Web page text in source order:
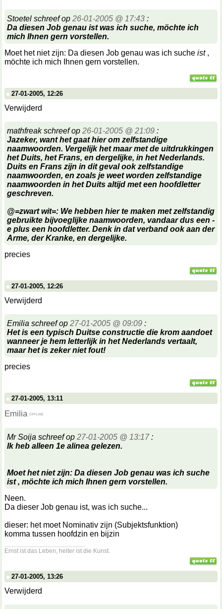
Stoetel schreef op 26-01-2005 @ 17:43 :
Da diesen Job genau ist was ich suche, möchte ich
mich Ihnen gern vorstellen.
Moet het niet zijn: Da diesen Job genau was ich suche ist,
möchte ich mich Ihnen gern vorstellen.
27-01-2005, 12:26
Verwijderd
mathfreak schreef op 26-01-2005 @ 21:09 :
Jazeker, want het gaat hier om zelfstandige
naamwoorden. Vergelijk het maar met de uitdrukkingen
het Duits, het Frans, en dergelijke, in het Nederlands.
Duits en Frans zijn in dit geval ook zelfstandige
naamwoorden, en zoals je weet worden zelfstandige
naamwoorden in het Duits altijd met een hoofdletter
geschreven.
@=zwart wit=: We hebben hier te maken met zelfstandig
gebruikte bijvoeglijke naamwoorden, vandaar dus een -
e plus een hoofdletter. Denk in dat verband ook aan der
Arme, der Kranke, en dergelijke.
precies
27-01-2005, 12:26
Verwijderd
Emilia schreef op 27-01-2005 @ 09:09 :
Het is een typisch Duitse constructie die krom aandoet
wanneer je hem letterlijk in het Nederlands vertaalt,
maar het is zeker niet fout!
precies
27-01-2005, 13:11
Emilia
Mr Soija schreef op 27-01-2005 @ 13:17:
Ik heb alleen 1e alinea gelezen.
Moet het niet zijn: Da diesen Job genau was ich suche
ist, möchte ich mich Ihnen gern vorstellen.
Neen.
Da dieser Job genau ist, was ich suche...
dieser: het moet Nominativ zijn (Subjektsfunktion)
komma tussen hoofdzin en bijzin
Ernst ist das Leben, heiter ist die Kunst.
27-01-2005, 13:26
Verwijderd